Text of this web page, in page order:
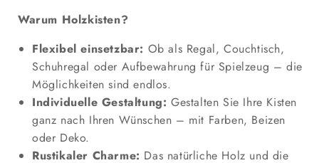
Warum Holzkisten?
Flexibel einsetzbar: Ob als Regal, Couchtisch,
Schuhregal oder Aufbewahrung für Spielzeug – die
Möglichkeiten sind endlos.
Individuelle Gestaltung: Gestalten Sie Ihre Kisten
ganz nach Ihren Wünschen – mit Farben, Beizen
oder Deko.
Rustikaler Charme: Das natürliche Holz und die